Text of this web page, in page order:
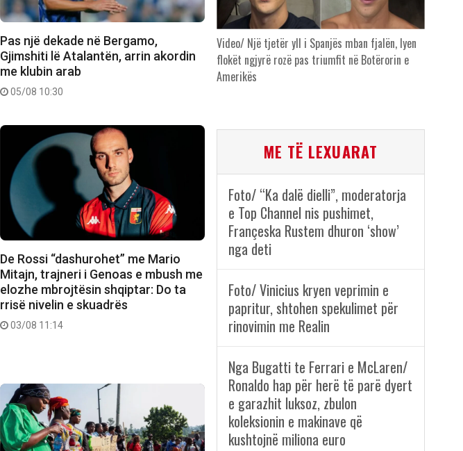
Pas një dekade në Bergamo,
Gjimshiti lë Atalantën, arrin akordin
me klubin arab
05/08 10:30
De Rossi “dashurohet” me Mario
Mitajn, trajneri i Genoas e mbush me
elozhe mbrojtësin shqiptar: Do ta
rrisë nivelin e skuadrës
03/08 11:14
Video/ Një tjetër yll i Spanjës mban fjalën, lyen
flokët ngjyrë rozë pas triumfit në Botërorin e
Amerikës
ME TË LEXUARAT
Foto/ “Ka dalë dielli”, moderatorja
e Top Channel nis pushimet,
Françeska Rustem dhuron ‘show’
nga deti
Foto/ Vinicius kryen veprimin e
papritur, shtohen spekulimet për
rinovimin me Realin
Nga Bugatti te Ferrari e McLaren/
Ronaldo hap për herë të parë dyert
e garazhit luksoz, zbulon
koleksionin e makinave që
kushtojnë miliona euro